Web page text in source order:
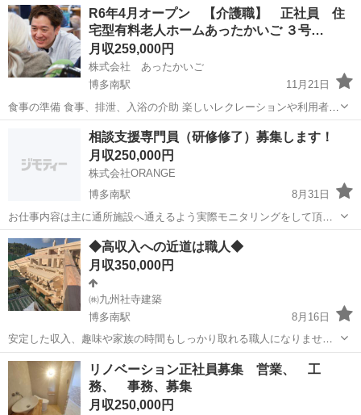
ら17時です。 10時、12時、15時休憩もありますが残業もあります。
職人業なんで覚えるまで時間...
福岡 那珂川市 博多南駅 その他 左官
R6年4月オープン 【介護職】 正社員 住
宅型有料老人ホームあったかいご ３号…
月収259,000円
株式会社 あったかいご
博多南駅
11月21日
食事の準備 食事、排泄、入浴の介助 楽しいレクレーションや利用者様
の話し相手でのコミュニケーション その他清掃などをお任せします♪
手厚い人員配置で安心◎】 事業拡大に伴い、「あったかいご３号館...
博多南駅 介護士
相談支援専門員（研修修了）募集します！
月収250,000円
株式会社ORANGE
博多南駅
8月31日
お仕事内容は主に通所施設へ通えるよう実際モニタリングをして頂い
て支援計画書等を作成して頂いてもらいます。 みんなで協力して助け
合える雰囲気の良い職場にしたいと思ってますのでよろしくお願いい
たします。 プロフィールに色...
福岡 那珂川市 博多南駅 その他
◆高収入への近道は職人◆
月収350,000円
㈱九州社寺建築
博多南駅
8月16日
安定した収入、趣味や家族の時間もしっかり取れる職人になりません
か？ コロナ渦でも不景気知らず。一生食える技術で新しい挑戦をする
仲間を募集してます。 キャリア形成の為、男女18歳∼29歳迄の募集で
す。 業務内容 ...
福岡 那珂川市 その他 職人
リノベーション正社員募集 営業、 工
務、 事務、募集
月収250,000円